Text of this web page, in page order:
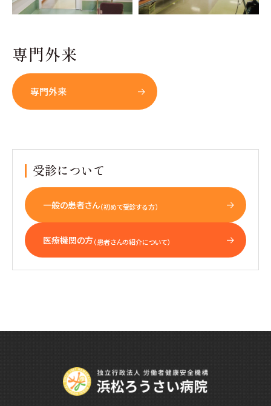
専門外来
専門外来
受診について
一般の患者さん（初めて受診する方）
医療機関の方（患者さんの紹介について）